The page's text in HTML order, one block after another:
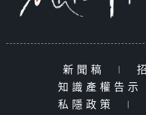
新聞稿 |
知識產權告示
私隱政策
|